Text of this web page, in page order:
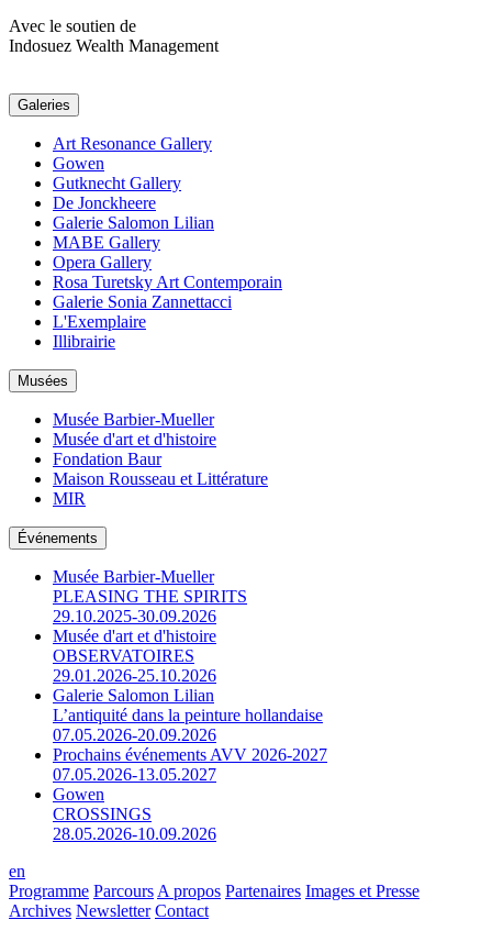
Avec le soutien de
Indosuez Wealth Management
Galeries
Art Resonance Gallery
Gowen
Gutknecht Gallery
De Jonckheere
Galerie Salomon Lilian
MABE Gallery
Opera Gallery
Rosa Turetsky Art Contemporain
Galerie Sonia Zannettacci
L'Exemplaire
Illibrairie
Musées
Musée Barbier-Mueller
Musée d'art et d'histoire
Fondation Baur
Maison Rousseau et Littérature
MIR
Événements
Musée Barbier-Mueller
PLEASING THE SPIRITS
29.10.2025-30.09.2026
Musée d'art et d'histoire
OBSERVATOIRES
29.01.2026-25.10.2026
Galerie Salomon Lilian
L’antiquité dans la peinture hollandaise
07.05.2026-20.09.2026
Prochains événements AVV 2026-2027
07.05.2026-13.05.2027
Gowen
CROSSINGS
28.05.2026-10.09.2026
en
Programme Parcours A propos Partenaires Images et Presse
Archives Newsletter Contact